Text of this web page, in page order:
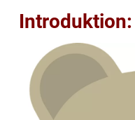
Introduktion: